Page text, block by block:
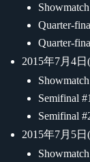
Showmatch
Quarter-
Quarter-
2015年7月4日
Showmatch
Semifinal #1
Semifinal
2015年7月5日
Showmatch